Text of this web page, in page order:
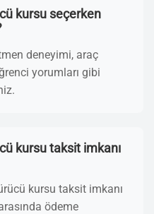
kursu seçerken
deneyimi, araç
yorumları gibi
kursu taksit imkanı
kursu taksit imkanı
ödeme